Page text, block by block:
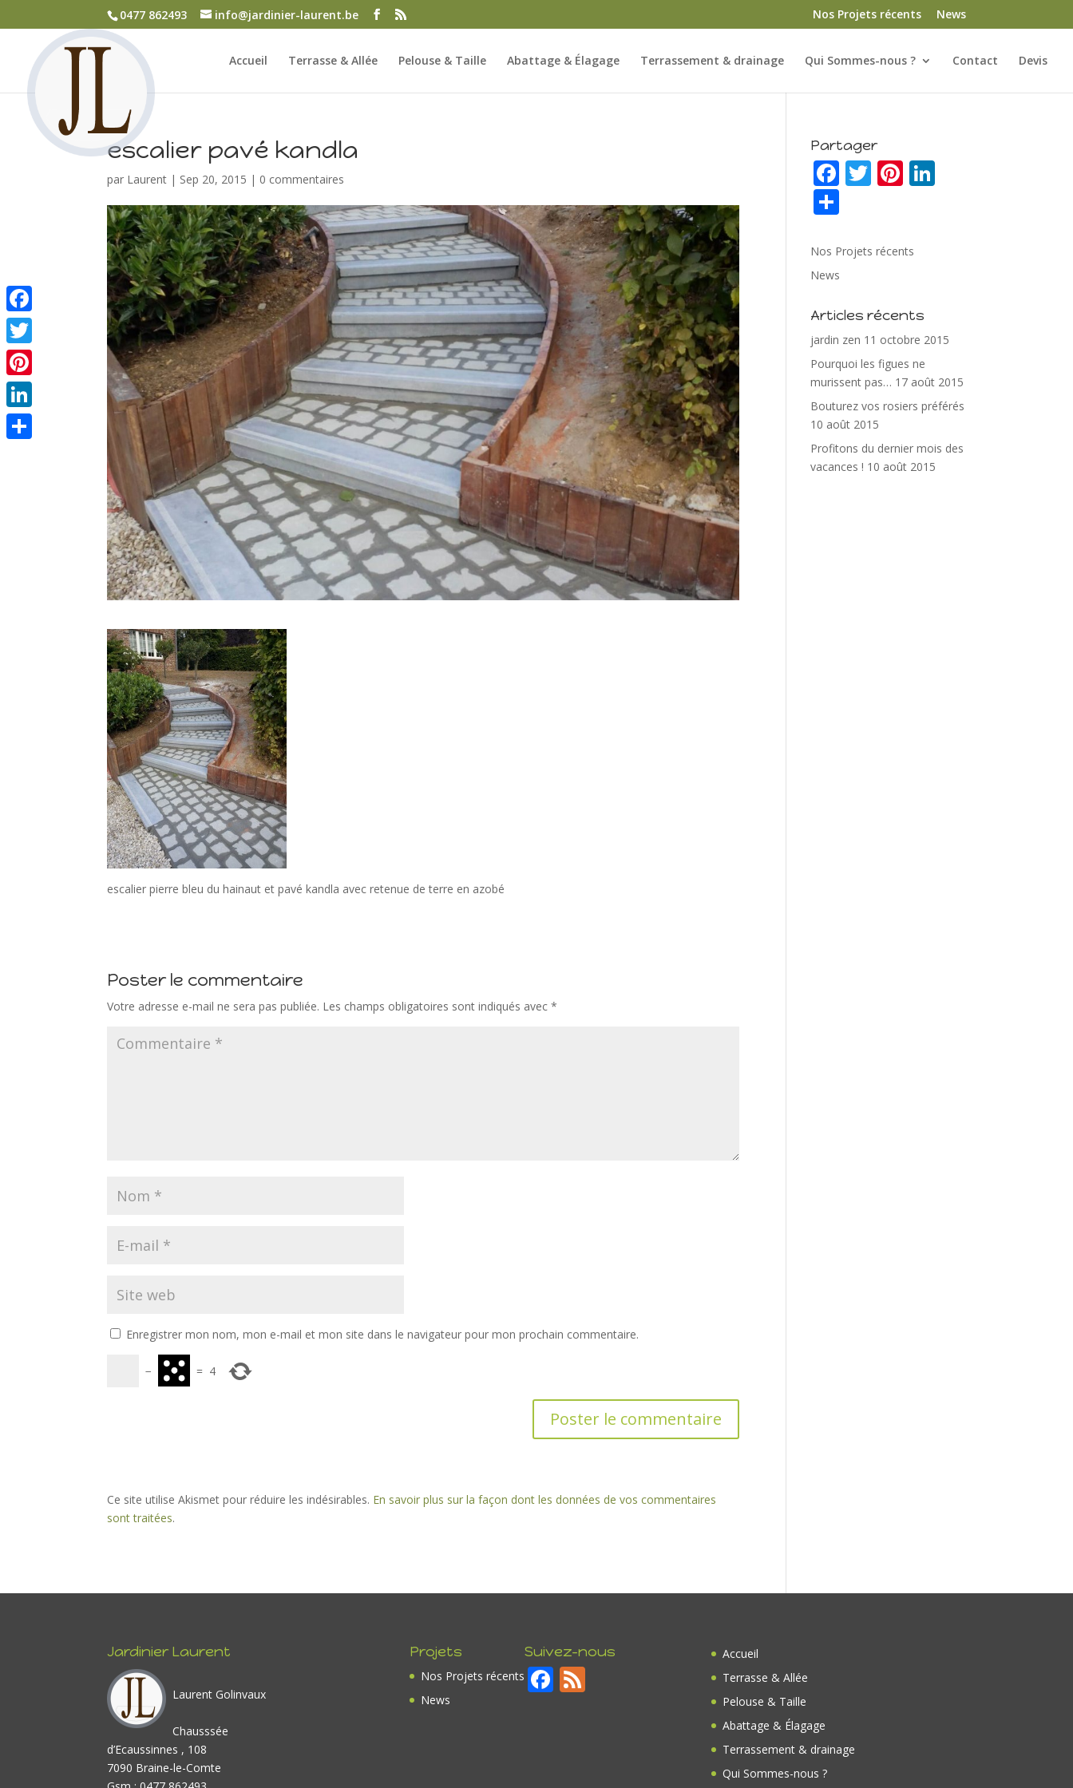
0477 862493 info@jardinier-laurent.be Nos Projets récents News
Accueil Terrasse & Allée Pelouse & Taille Abattage & Élagage Terrassement & drainage Qui Sommes-nous ? Contact Devis
escalier pavé kandla
par Laurent | Sep 20, 2015 | 0 commentaires
escalier pierre bleu du hainaut et pavé kandla avec retenue de terre en azobé
Poster le commentaire
Votre adresse e-mail ne sera pas publiée. Les champs obligatoires sont indiqués avec*
Enregistrer mon nom, mon e-mail et mon site dans le navigateur pour mon prochain commentaire.
− = 4
Ce site utilise Akismet pour réduire les indésirables. En savoir plus sur la façon dont les données de vos commentaires
sont traitées.
Partager
F
b
o
k
T
er
Pi
e
ta
er
Nos Projets récents
News
Articles récents
jardin zen 11 octobre 2015
Pourquoi les figues ne
murissent pas… 17 août 2015
Bouturez vos rosiers préférés
10 août 2015
Profitons du dernier mois des
vacances ! 10 août 2015
Jardinier Laurent
Laurent Golinvaux
Chausssée
d’Ecaussinnes , 108
7090 Braine-le-Comte
Projets
Nos Projets récents
News
Suivez-nous
F F
Accueil
Terrasse & Allée
Pelouse & Taille
Abattage & Élagage
Terrassement & drainage
Qui Sommes-nous ?
Facebook
Twitter
Pinterest
LinkedIn